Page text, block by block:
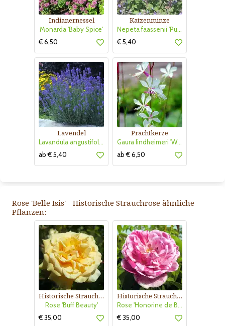
Indianernessel
Monarda 'Baby Spice'
€ 6,50
Katzenminze
Nepeta faassenii 'Purrsian Blue'
€ 5,40
Lavendel
Lavandula angustifolia 'Munstead'
ab € 5,40
Prachtkerze
Gaura lindheimeri 'Whirling Butterflies'
ab € 6,50
Rose 'Belle Isis' - Historische Strauchrose ähnliche
Pflanzen:
Historische Strauchrose
Rose 'Buff Beauty'
€ 35,00
Historische Strauchrose
Rose 'Honorine de Brabant'
€ 35,00